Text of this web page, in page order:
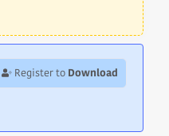
Register to Download